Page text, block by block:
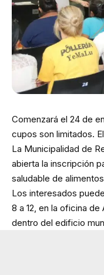
Comenzará el 24 de
cupos son limitados.
La Municipalidad de
abierta la inscripción
saludable de
Los interesados
8 a 12, en la oficina de
dentro del edificio